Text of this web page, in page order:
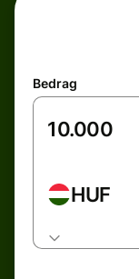
Bedrag
HUF